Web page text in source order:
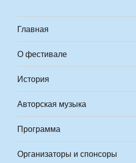
Главная
О фестивале
История
Авторская музыка
Программа
Организаторы и спонсоры